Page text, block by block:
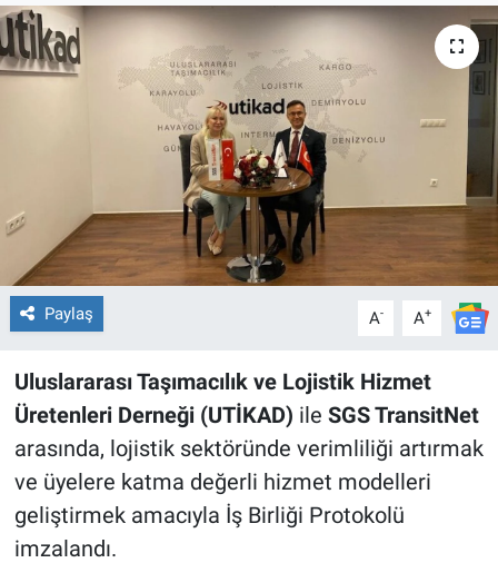
Paylaş A- A+
Uluslararası Taşımacılık ve Lojistik Hizmet
Üretenleri Derneği (UTİKAD) ile SGS TransitNet
arasında, lojistik sektöründe verimliliği artırmak
ve üyelere katma değerli hizmet modelleri
geliştirmek amacıyla İş Birliği Protokolü
imzalandı.